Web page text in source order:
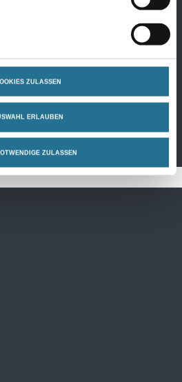
ZULASSEN
ERLAUBEN
ZULASSEN